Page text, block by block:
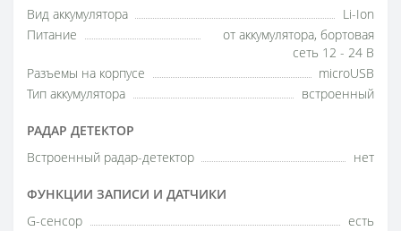
Вид аккумулятора
Li-Ion
Питание
от аккумулятора, бортовая
сеть 12 - 24 В
Разъемы на корпусе
microUSB
Тип аккумулятора
встроенный
РАДАР ДЕТЕКТОР
Встроенный радар-детектор нет
ФУНКЦИИ ЗАПИСИ И ДАТЧИКИ
G-сенсор
есть